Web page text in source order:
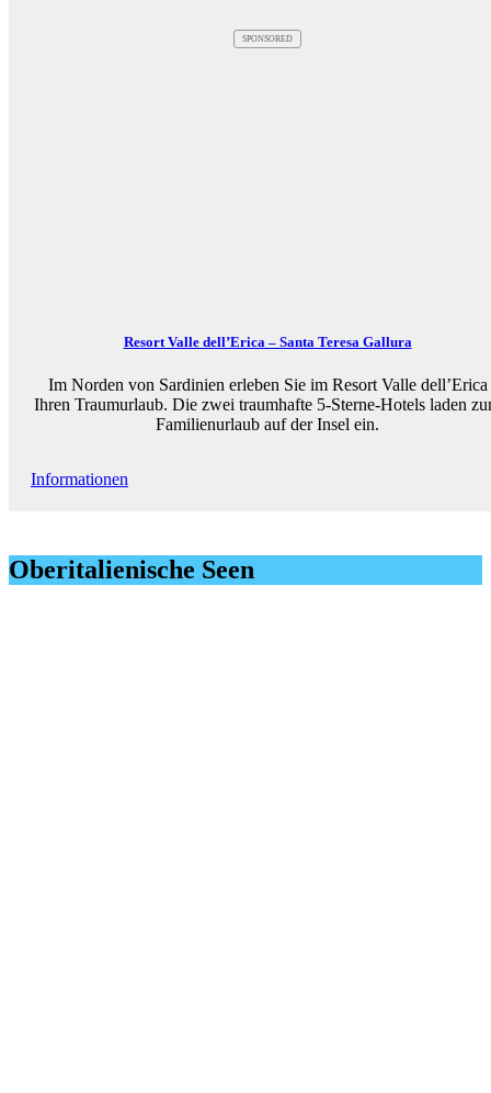
SPONSORED
Resort Valle dell’Erica – Santa Teresa Gallura
Im Norden von Sardinien erleben Sie im Resort Valle dell’Erica
Ihren Traumurlaub. Die zwei traumhafte 5-Sterne-Hotels laden
Familienurlaub auf der Insel ein.
Informationen
Oberitalienische Seen